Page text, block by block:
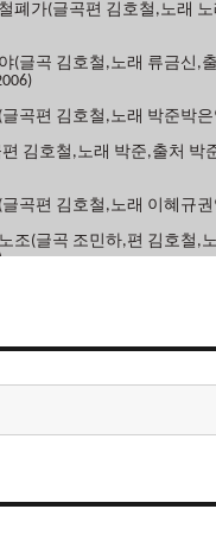
폐가(글곡편 김호철,노래
(글곡 김호철,노래 류금신,
곡편 김호철,노래 박준박
김호철,노래 박준,출처 박
곡편 김호철,노래 이혜규권
조(글곡 조민하,편 김호철,
가(글곡편 김호철,노래 노
곡편 김호철,노래 박은영,